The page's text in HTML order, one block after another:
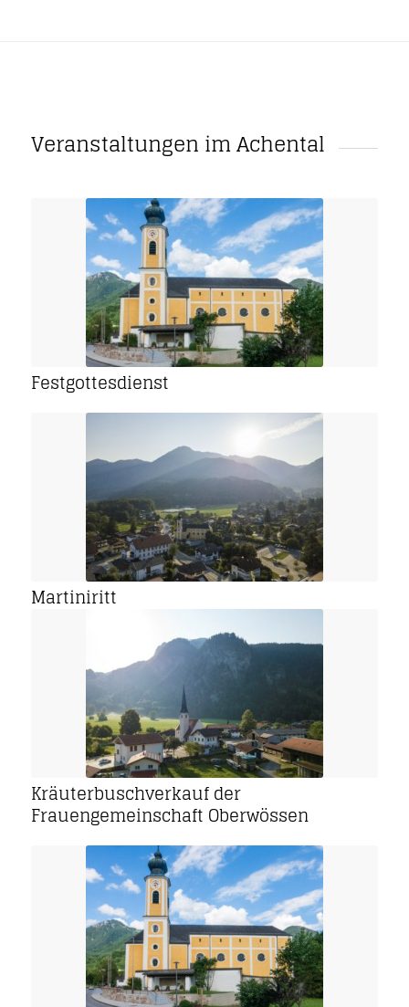
Veranstaltungen im Achental
Festgottesdienst
Martiniritt
Kräuterbuschverkauf der
Frauengemeinschaft Oberwössen